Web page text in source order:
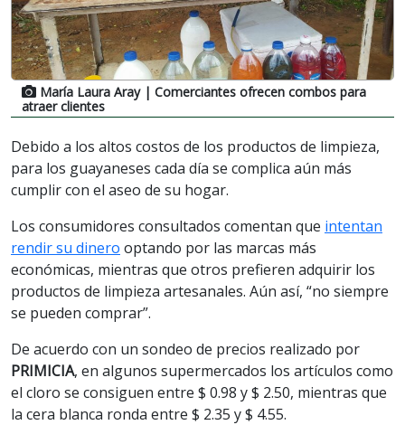
María Laura Aray| Comerciantes ofrecen combos para
atraer clientes
Debido a los altos costos de los productos de limpieza,
para los guayaneses cada día se complica aún más
cumplir con el aseo de su hogar.
Los consumidores consultados comentan que intentan
rendir su dinero optando por las marcas más
económicas, mientras que otros prefieren adquirir los
productos de limpieza artesanales. Aún así, “no siempre
se pueden comprar”.
De acuerdo con un sondeo de precios realizado por
PRIMICIA, en algunos supermercados los artículos como
el cloro se consiguen entre $ 0.98 y $ 2.50, mientras que
la cera blanca ronda entre $ 2.35 y $ 4.55.